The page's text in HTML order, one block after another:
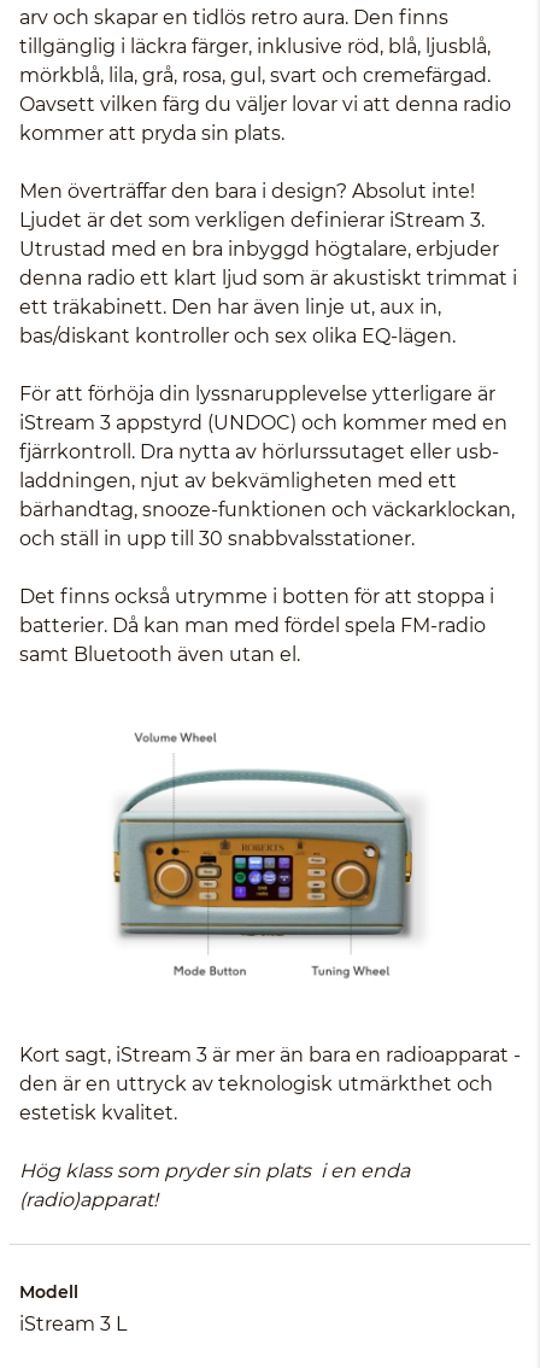
arv och skapar en tidlös retro aura. Den finns
tillgänglig i läckra färger, inklusive röd, blå, ljusblå,
mörkblå, lila, grå, rosa, gul, svart och cremefärgad.
Oavsett vilken färg du väljer lovar vi att denna radio
kommer att pryda sin plats.
Men överträffar den bara i design? Absolut inte!
Ljudet är det som verkligen definierar iStream 3.
Utrustad med en bra inbyggd högtalare, erbjuder
denna radio ett klart ljud som är akustiskt trimmat i
ett träkabinett. Den har även linje ut, aux in,
bas/diskant kontroller och sex olika EQ-lägen.
För att förhöja din lyssnarupplevelse ytterligare är
iStream 3 appstyrd (UNDOC) och kommer med en
fjärrkontroll. Dra nytta av hörlurssutaget eller usb-
laddningen, njut av bekvämligheten med ett
bärhandtag, snooze-funktionen och väckarklockan,
och ställ in upp till 30 snabbvalsstationer.
Det finns också utrymme i botten för att stoppa i
batterier. Då kan man med fördel spela FM-radio
samt Bluetooth även utan el.
Kort sagt, iStream 3 är mer än bara en radioapparat -
den är en uttryck av teknologisk utmärkthet och
estetisk kvalitet.
Hög klass som pryder sin plats i en enda
(radio)apparat!
Modell
iStream 3 L